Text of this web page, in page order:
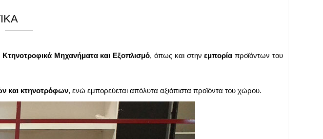
Μηχανήματα και Εξοπλισμό, όπως και στηνεμπορία προϊόντων του
και κτηνοτρόφων, ενώ εμπορεύεται απόλυτα αξιόπιστα προϊόντα του χώρου.